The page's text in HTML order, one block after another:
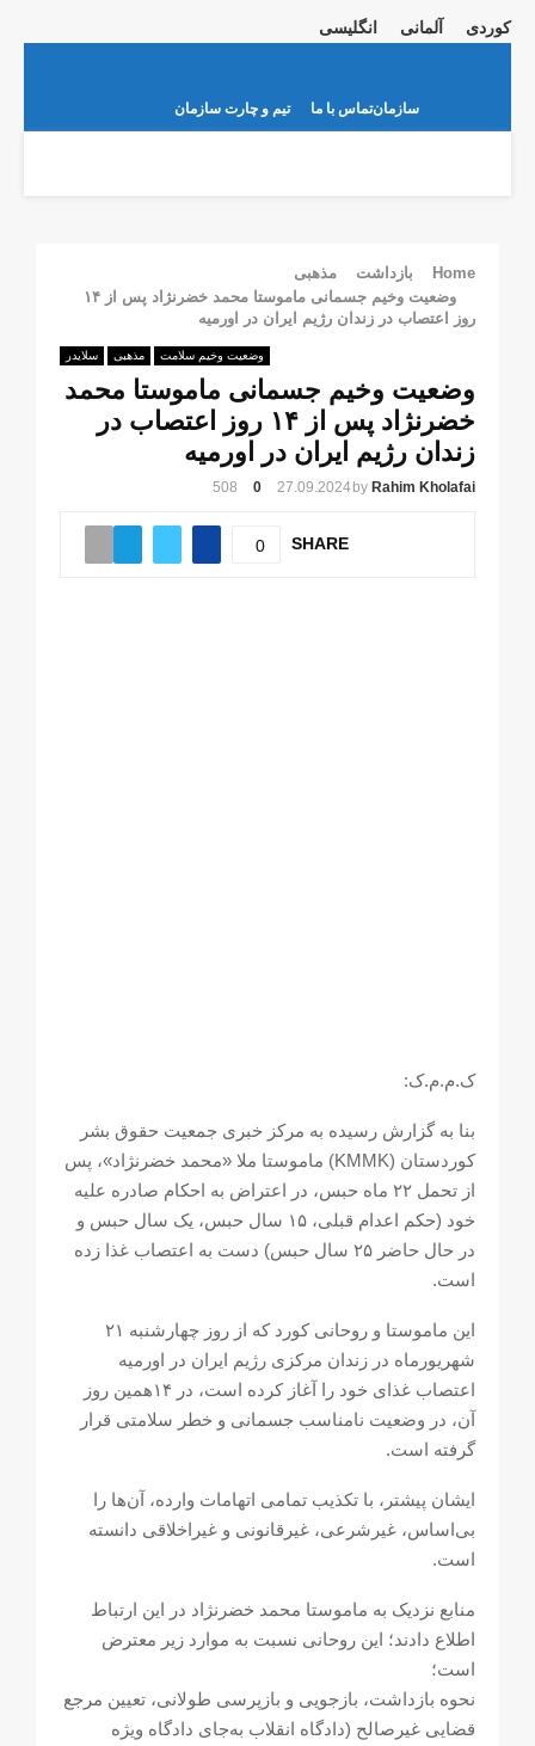
کوردی آلمانی انگلیسی
سازمانتماس با ما تیم و چارت سازمان
Home بازداشت
مذهبی
وضعیت وخیم جسمانی ماموستا محمد خضرنژاد پس از ۱۴
روز اعتصاب در زندان رژیم ایران در اورمیه
سلایدر مذهبی وضعیت وخیم سلامت
وضعیت وخیم جسمانی ماموستا محمد
خضرنژاد پس از ۱۴ روز اعتصاب در
زندان رژیم ایران در اورمیه
by Rahim Kholafai
27.09.2024
0
508
SHARE
0
ک.م.م.ک:
بنا به گزارش رسیده به مرکز خبری جمعیت حقوق بشر
کوردستان (KMMK) ماموستا ملا «محمد خضرنژاد»، پس
از تحمل ۲۲ ماه حبس، در اعتراض به احکام صادره علیه
خود (حکم اعدام قبلی، ۱۵ سال حبس، یک سال حبس و
در حال حاضر ۲۵ سال حبس) دست به اعتصاب غذا زده
است.
این ماموستا و روحانی کورد که از روز چهارشنبه ۲۱
شهریورماه در زندان مرکزی رژیم ایران در اورمیه
اعتصاب غذای خود را آغاز کرده است، در ۱۴همین روز
آن، در وضعیت نامناسب جسمانی و خطر سلامتی قرار
گرفته است.
ایشان پیشتر، با تکذیب تمامی اتهامات وارده، آن‌ها را
بی‌اساس، غیرشرعی، غیرقانونی و غیراخلاقی دانسته
است.
منابع نزدیک به ماموستا محمد خضرنژاد در این ارتباط
اطلاع دادند؛ این روحانی نسبت به موارد زیر معترض
است؛
نحوه بازداشت، بازجویی و بازپرسی طولانی، تعیین مرجع
قضایی غیرصالح (دادگاه انقلاب به‌جای دادگاه ویژه